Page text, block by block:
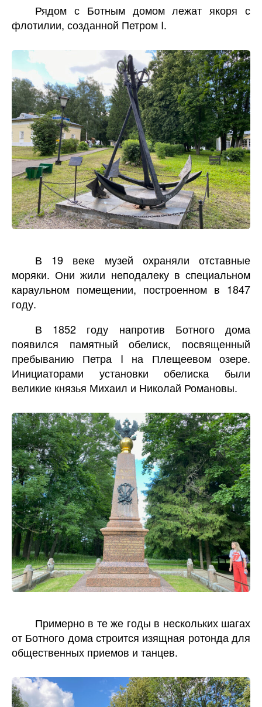
Рядом с Ботным домом лежат якоря с
флотилии, созданной Петром I.
В 19 веке музей охраняли отставные
моряки. Они жили неподалеку в специальном
караульном помещении, построенном в 1847
году.
В 1852 году напротив Ботного дома
появился памятный обелиск, посвященный
пребыванию Петра I на Плещеевом озере.
Инициаторами установки обелиска были
великие князья Михаил и Николай Романовы.
Примерно в те же годы в нескольких шагах
от Ботного дома строится изящная ротонда для
общественных приемов и танцев.